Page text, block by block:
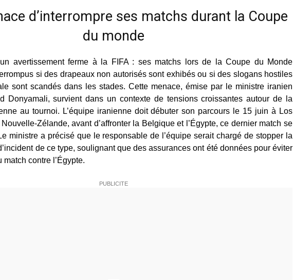
d’interrompre ses matchs durant la Coupe
du monde
un avertissement ferme à la FIFA : ses matchs lors de la Coupe du Monde
si des drapeaux non autorisés sont exhibés ou si des slogans hostiles
sont scandés dans les stades. Cette menace, émise par le ministre iranien
Donyamali, survient dans un contexte de tensions croissantes autour de la
au tournoi. L’équipe iranienne doit débuter son parcours le 15 juin à Los
Zélande, avant d’affronter la Belgique et l’Égypte, ce dernier match se
ministre a précisé que le responsable de l’équipe serait chargé de stopper la
de ce type, soulignant que des assurances ont été données pour éviter
contre l’Égypte.